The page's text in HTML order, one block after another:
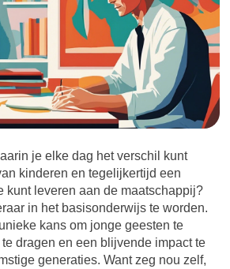
je elke dag het verschil kunt
kinderen en tegelijkertijd een
kunt leveren aan de maatschappij?
in het basisonderwijs te worden.
kans om jonge geesten te
dragen en een blijvende impact te
generaties. Want zeg nou zelf,